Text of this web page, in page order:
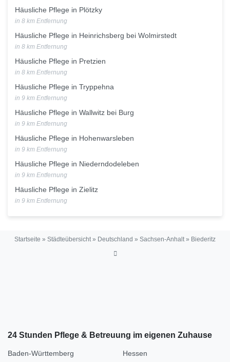
Häusliche Pflege in Plötzky
in 8 km Entfernung
Häusliche Pflege in Heinrichsberg bei Wolmirstedt
in 8 km Entfernung
Häusliche Pflege in Pretzien
in 8 km Entfernung
Häusliche Pflege in Tryppehna
in 9 km Entfernung
Häusliche Pflege in Wallwitz bei Burg
in 9 km Entfernung
Häusliche Pflege in Hohenwarsleben
in 9 km Entfernung
Häusliche Pflege in Niederndodeleben
in 9 km Entfernung
Häusliche Pflege in Zielitz
in 9 km Entfernung
Startseite » Städteübersicht» Deutschland » Sachsen-Anhalt» Biederitz
24 Stunden Pflege & Betreuung im eigenen Zuhause
Baden-Württemberg
Hessen